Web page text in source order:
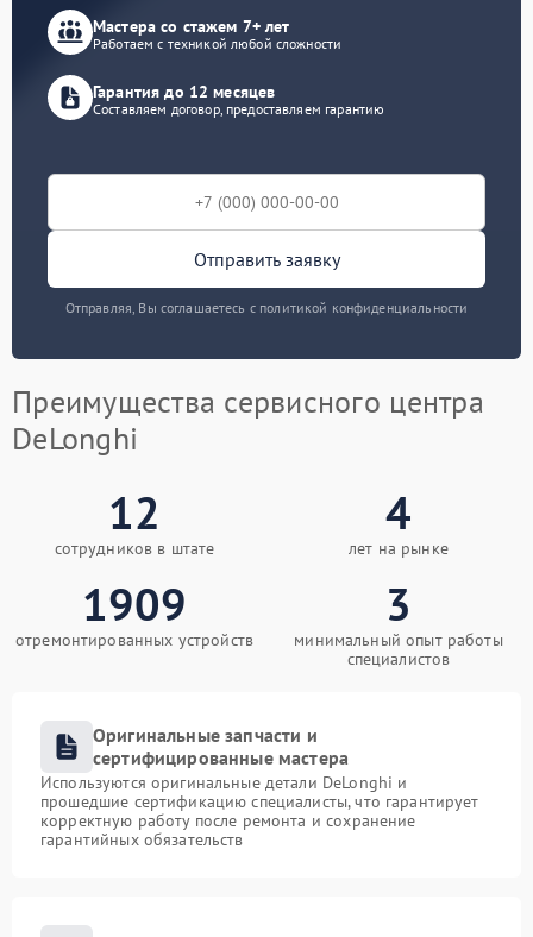
Мастера со стажем 7+ лет
Работаем с техникой любой сложности
Гарантия до 12 месяцев
Составляем договор, предоставляем гарантию
Отправить заявку
Отправляя, Вы соглашаетесь с политикой конфиденциальности
Преимущества сервисного центра
DeLonghi
12
сотрудников в штате
4
лет на рынке
1909
отремонтированных устройств
3
минимальный опыт работы
специалистов
Оригинальные запчасти и
сертифицированные мастера
Используются оригинальные детали DeLonghi и
прошедшие сертификацию специалисты, что гарантирует
корректную работу после ремонта и сохранение
гарантийных обязательств